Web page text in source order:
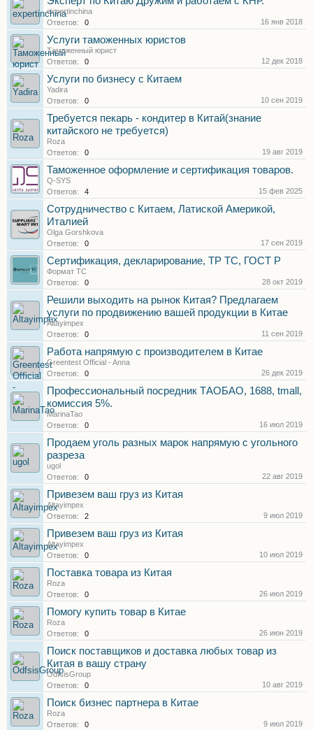
expertinchina
Ответов:
0 16 янв 2018
Услуги таможенных юристов
Таможенный юрист
Ответов:
0 12 дек 2018
Услуги по бизнесу с Китаем
Yadira
Ответов:
0 10 сен 2019
Требуется пекарь - кондитер в Китай(знание
китайского не требуется)
Roza
Ответов:
0 19 авг 2019
Таможенное оформление и сертификация товаров.
Q-SYS
Ответов:
4 15 фев 2025
Сотрудничество с Китаем, Латиской Америкой,
Италией
Olga Gorshkova
Ответов:
0 17 сен 2019
Сертификация, декларирование, ТР ТС, ГОСТ Р
Формат ТС
Ответов:
0 28 окт 2019
Решили выходить на рынок Китая? Предлагаем
услуги по продвижению вашей продукции в Китае
Altayimpex
Ответов:
0 11 сен 2019
Работа напрямую с производителем в Китае
Greentest Official - Anna
Ответов:
0 26 дек 2019
Профессиональный посредник ТАОБАО, 1688, tmall,
комиссия 5%.
MarinaTao
Ответов:
0 16 июл 2019
Продаем уголь разных марок напрямую с угольного
разреза
ugol
Ответов:
0 22 авг 2019
Привезем ваш груз из Китая
Altayimpex
Ответов:
2 9 июл 2019
Привезем ваш груз из Китая
Altayimpex
Ответов:
0 10 июл 2019
Поставка товара из Китая
Roza
Ответов:
0 26 июл 2019
Помогу купить товар в Китае
Roza
Ответов:
0 26 июн 2019
Поиск поставщиков и доставка любых товар из
Китая в вашу страну
OdfsisGroup
Ответов:
0 10 авг 2019
Поиск бизнес партнера в Китае
Roza
Ответов:
0 9 июл 2019